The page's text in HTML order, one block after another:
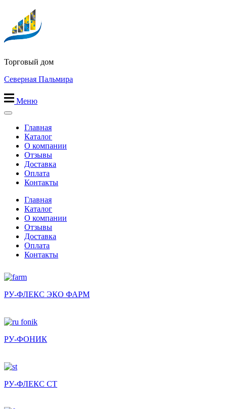
содержимому
Торговый дом
Северная Пальмира
Меню
Главная
Каталог
О компании
Отзывы
Доставка
Оплата
Контакты
Главная
Каталог
О компании
Отзывы
Доставка
Оплата
Контакты
РУ-ФЛЕКС ЭКО ФАРМ
РУ-ФОНИК
РУ-ФЛЕКС СТ